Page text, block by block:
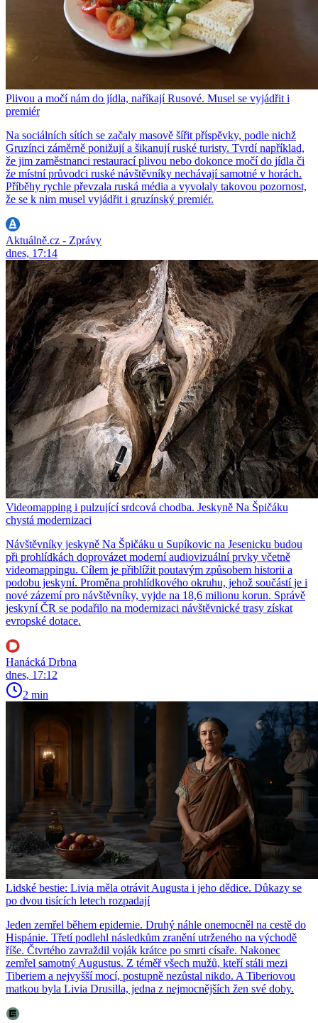
Plivou a močí nám do jídla, naříkají Rusové. Musel se vyjádřit i
premiér
Na sociálních sítích se začaly masově šířit příspěvky, podle nichž
Gruzínci záměrně ponižují a šikanují ruské turisty. Tvrdí například,
že jim zaměstnanci restaurací plivou nebo dokonce močí do jídla či
že místní průvodci ruské návštěvníky nechávají samotné v horách.
Příběhy rychle převzala ruská média a vyvolaly takovou pozornost,
že se k nim musel vyjádřit i gruzínský premiér.
Aktuálně.cz - Zprávy
dnes, 17:14
Videomapping i pulzující srdcová chodba. Jeskyně Na Špičáku
chystá modernizaci
Návštěvníky jeskyně Na Špičáku u Supíkovic na Jesenicku budou
při prohlídkách doprovázet moderní audiovizuální prvky včetně
videomappingu. Cílem je přiblížit poutavým způsobem historii a
podobu jeskyní. Proměna prohlídkového okruhu, jehož součástí je i
nové zázemí pro návštěvníky, vyjde na 18,6 milionu korun. Správě
jeskyní ČR se podařilo na modernizaci návštěvnické trasy získat
evropské dotace.
Hanácká Drbna
dnes, 17:12
2 min
Lidské bestie: Livia měla otrávit Augusta i jeho dědice. Důkazy se
po dvou tisících letech rozpadají
Jeden zemřel během epidemie. Druhý náhle onemocněl na cestě do
Hispánie. Třetí podlehl následkům zranění utrženého na východě
říše. Čtvrtého zavraždil voják krátce po smrti císaře. Nakonec
zemřel samotný Augustus. Z téměř všech mužů, kteří stáli mezi
Tiberiem a nejvyšší mocí, postupně nezůstal nikdo. A Tiberiovou
matkou byla Livia Drusilla, jedna z nejmocnějších žen své doby.